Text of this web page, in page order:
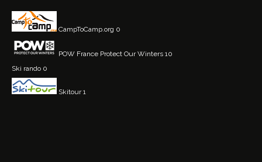
CampToCamp.org 0
POW France Protect Our Winters 10
Ski rando 0
Skitour1